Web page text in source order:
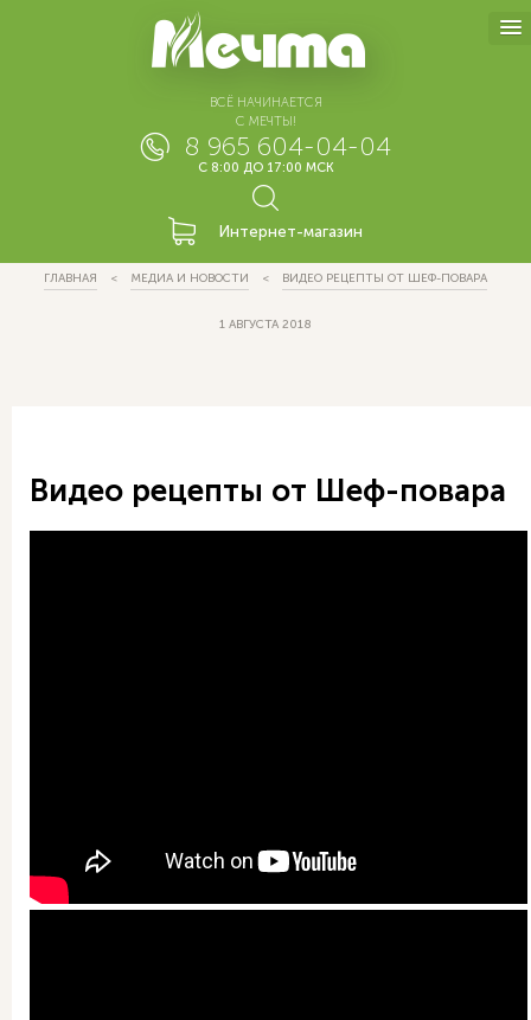
ВСЁ НАЧИНАЕТСЯ
С МЕЧТЫ!
8 965 604-04-04
С 8:00 ДО 17:00 МСК
Интернет-магазин
ГЛАВНАЯ МЕДИА И НОВОСТИ ВИДЕО РЕЦЕПТЫ ОТ ШЕФ-ПОВАРА
1 АВГУСТА 2018
Видео рецепты от Шеф-повара